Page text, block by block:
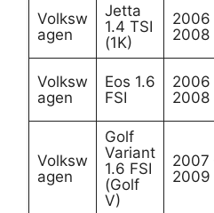
Volksw
agen
Jetta
1.4 TSI
(1K)
2006
2008
Volksw
agen
Eos 1.6
FSI
2006
2008
Volksw
agen
Golf
Variant
1.6 FSI
(Golf
V)
2007
2009